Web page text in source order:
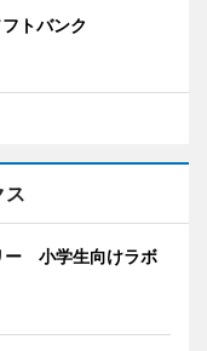
トバンク
ス
ー 小学生向けラボ